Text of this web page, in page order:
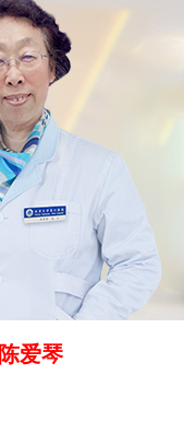
陈爱琴